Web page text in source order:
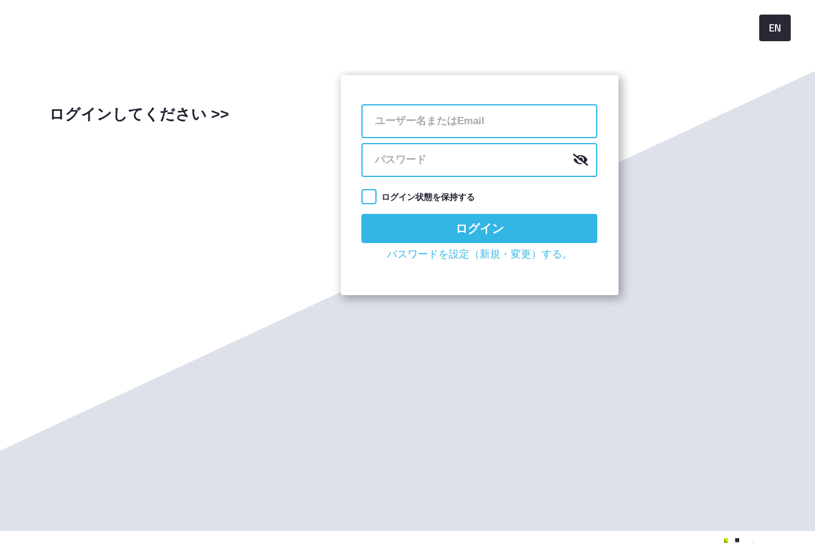
EN
ログインしてください >>
ログイン状態を保持する
ログイン
パスワードを設定（新規・変更）する。